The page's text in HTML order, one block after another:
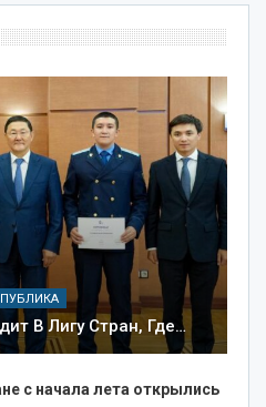
В Лигу Стран, Где…
с начала лета открылись